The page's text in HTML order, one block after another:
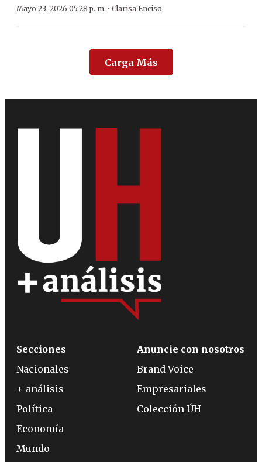
Mayo 23, 2026 05:28 p. m. · Clarisa Enciso
Carga Más
Secciones
Nacionales
+ análisis
Política
Economía
Mundo
Anuncie con nosotros
Brand Voice
Empresariales
Colección ÚH